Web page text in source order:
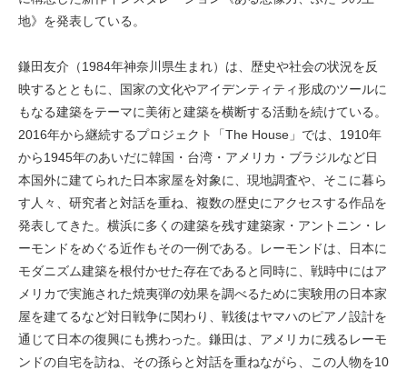
地》を発表している。
鎌田友介（1984年神奈川県生まれ）は、歴史や社会の状況を反
映するとともに、国家の文化やアイデンティティ形成のツールに
もなる建築をテーマに美術と建築を横断する活動を続けている。
2016年から継続するプロジェクト「The House」では、1910年
から1945年のあいだに韓国・台湾・アメリカ・ブラジルなど日
本国外に建てられた日本家屋を対象に、現地調査や、そこに暮ら
す人々、研究者と対話を重ね、複数の歴史にアクセスする作品を
発表してきた。横浜に多くの建築を残す建築家・アントニン・レ
ーモンドをめぐる近作もその一例である。レーモンドは、日本に
モダニズム建築を根付かせた存在であると同時に、戦時中にはア
メリカで実施された焼夷弾の効果を調べるために実験用の日本家
屋を建てるなど対日戦争に関わり、戦後はヤマハのピアノ設計を
通じて日本の復興にも携わった。鎌田は、アメリカに残るレーモ
ンドの自宅を訪ね、その孫らと対話を重ねながら、この人物を10